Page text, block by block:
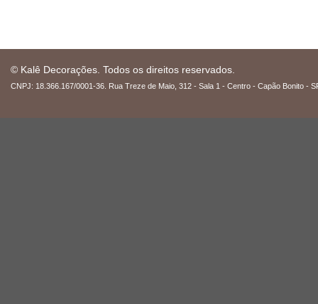
© Kalê Decorações. Todos os direitos reservados.
CNPJ: 18.366.167/0001-36. Rua Treze de Maio, 312 - Sala 1 - Centro - Capão Bonito -